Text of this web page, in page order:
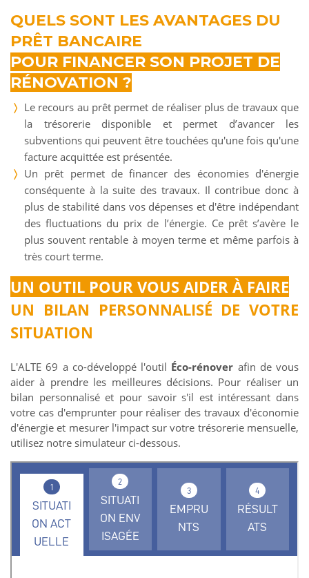
QUELS SONT LES AVANTAGES DU
PRÊT BANCAIRE
POUR FINANCER SON PROJET DE
RÉNOVATION ?
Le recours au prêt permet de réaliser plus de travaux que
la trésorerie disponible et permet d’avancer les
subventions qui peuvent être touchées qu'une fois qu'une
facture acquittée est présentée.
Un prêt permet de financer des économies d'énergie
conséquente à la suite des travaux. Il contribue donc à
plus de stabilité dans vos dépenses et d'être indépendant
des fluctuations du prix de l’énergie. Ce prêt s’avère le
plus souvent rentable à moyen terme et même parfois à
très court terme.
UN OUTIL POUR VOUS AIDER À FAIRE
UN BILAN PERSONNALISÉ DE VOTRE
SITUATION
L'ALTE 69 a co-développé l'outil Éco-rénover afin de vous
aider à prendre les meilleures décisions. Pour réaliser un
bilan personnalisé et pour savoir s'il est intéressant dans
votre cas d'emprunter pour réaliser des travaux d'économie
d'énergie et mesurer l'impact sur votre trésorerie mensuelle,
utilisez notre simulateur ci-dessous.